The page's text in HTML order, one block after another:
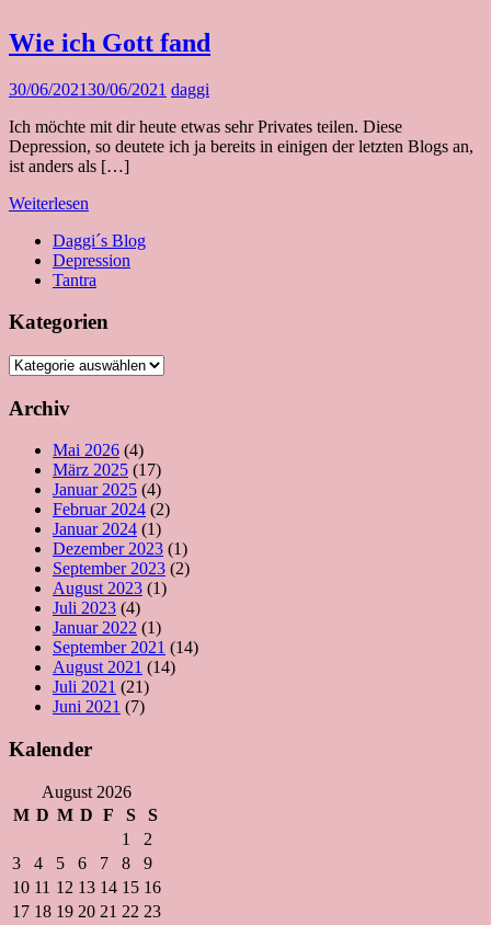
Wie ich Gott fand
30/06/202130/06/2021 daggi
Ich möchte mit dir heute etwas sehr Privates teilen. Diese
Depression, so deutete ich ja bereits in einigen der letzten Blogs an,
ist anders als […]
Weiterlesen
Daggi´s Blog
Depression
Tantra
Kategorien
Kategorien
Archiv
Mai 2026 (4)
März 2025 (17)
Januar 2025 (4)
Februar 2024 (2)
Januar 2024 (1)
Dezember 2023 (1)
September 2023 (2)
August 2023 (1)
Juli 2023 (4)
Januar 2022 (1)
September 2021 (14)
August 2021 (14)
Juli 2021 (21)
Juni 2021 (7)
Kalender
August 2026
M D M D F S
S
1
2
3
4 5 6 7 8
9
10 11 12 13 14 15 16
17 18 19 20 21 22 23